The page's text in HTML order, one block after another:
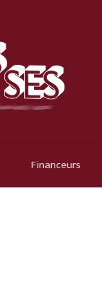
Financeurs